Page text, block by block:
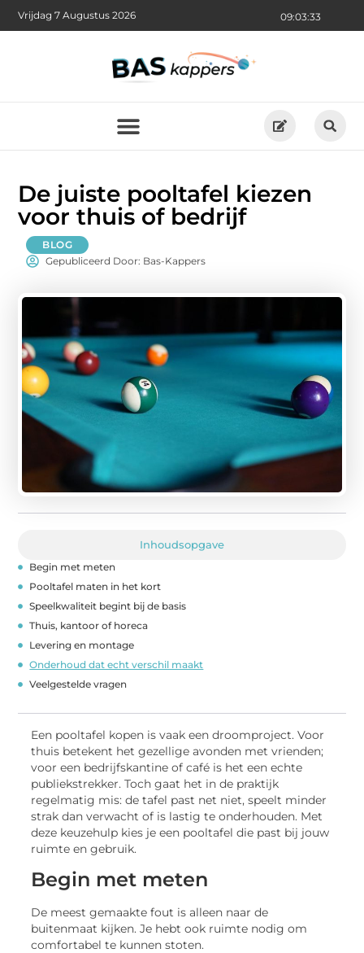
09:03:35
Vrijdag 7 Augustus 2026
De juiste pooltafel kiezen
voor thuis of bedrijf
BLOG
Gepubliceerd Door: Bas-Kappers
Inhoudsopgave
Begin met meten
Pooltafel maten in het kort
Speelkwaliteit begint bij de basis
Thuis, kantoor of horeca
Levering en montage
Onderhoud dat echt verschil maakt
Veelgestelde vragen
Een pooltafel kopen is vaak een droomproject. Voor
thuis betekent het gezellige avonden met vrienden;
voor een bedrijfskantine of café is het een echte
publiekstrekker. Toch gaat het in de praktijk
regelmatig mis: de tafel past net niet, speelt minder
strak dan verwacht of is lastig te onderhouden. Met
deze keuzehulp kies je een pooltafel die past bij jouw
ruimte en gebruik.
Begin met meten
De meest gemaakte fout is alleen naar de
buitenmaat kijken. Je hebt ook ruimte nodig om
comfortabel te kunnen stoten.